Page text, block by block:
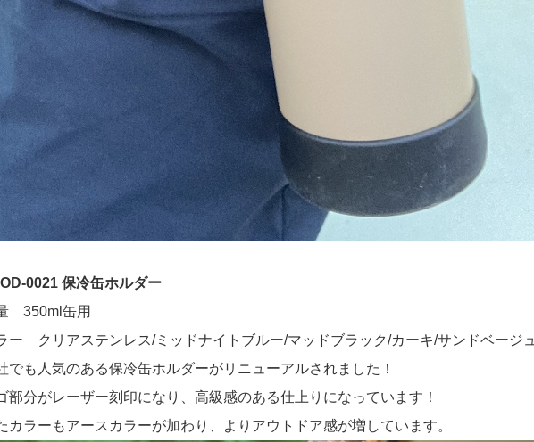
0021 保冷缶ホルダー
350ml缶用
ー クリアステンレス/ミッドナイトブルー/マッドブラック/カーキ/サンドベージュ
でも人気のある保冷缶ホルダーがリニューアルされました！
部分がレーザー刻印になり、高級感のある仕上りになっています！
カラーもアースカラーが加わり、よりアウトドア感が増しています。